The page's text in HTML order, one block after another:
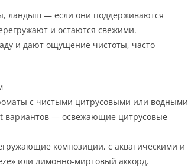
ландыш — если они поддерживаются
и остаются свежими.
и дают ощущение чистоты, часто
с чистыми цитрусовыми или водными
вариантов — освежающие цитрусовые
композиции, с акватическими и
или лимонно-миртовый аккорд.